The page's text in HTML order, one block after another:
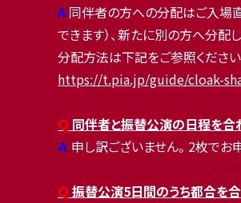
A同伴者の方への分配はご入場
できます）、新たに別の方へ分配
分配方法は下記をご参照ください
https://t.pia.jp/guide/cloak-
Ｑ 同伴者と振替公演の日程を合
Ａ 申し訳ございません。 2枚でお
Ｑ 振替公演5日間のうち都合を合